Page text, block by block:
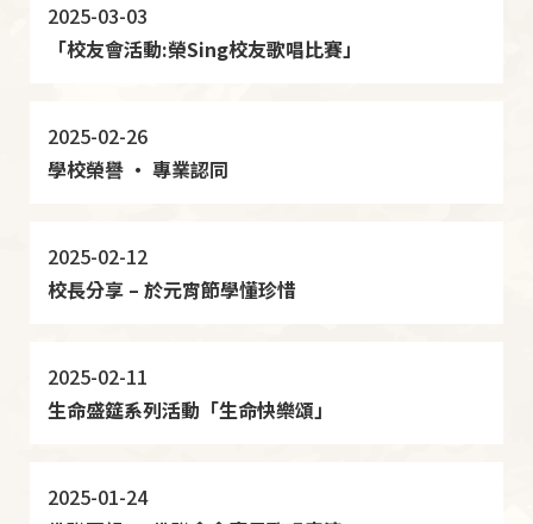
2025-03-03
「校友會活動:榮Sing校友歌唱比賽」
2025-02-26
學校榮譽 ‧ 專業認同
2025-02-12
校長分享 – 於元宵節學懂珍惜
2025-02-11
生命盛筵系列活動「生命快樂頌」
2025-01-24